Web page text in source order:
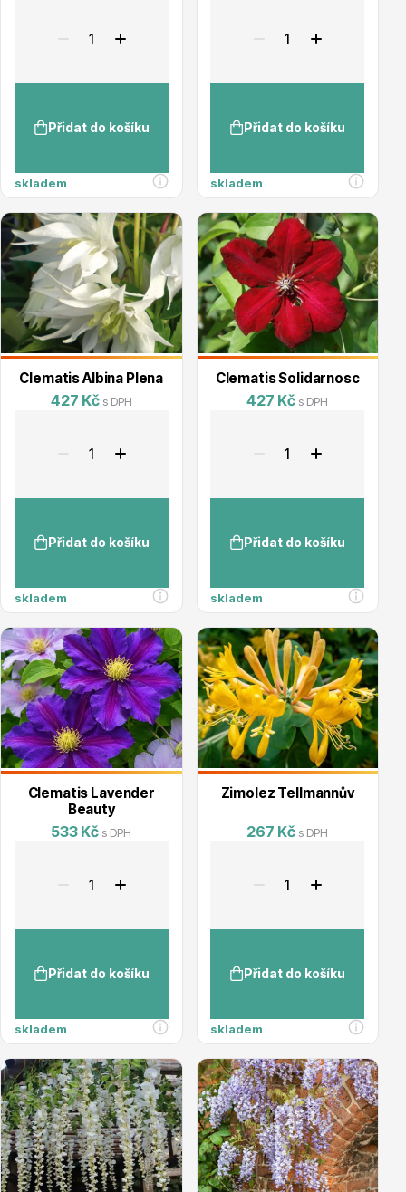
Okrasné trávy
Popínavé rostliny
Listnaté stromy
Bambusy
Dekorace
Přidat do košíku
skladem
Přidat do košíku
skladem
Clematis Albina Plena
427 Kč s DPH
Přidat do košíku
skladem
Clematis Solidarnosc
427 Kč s DPH
Přidat do košíku
skladem
Clematis Lavender
Beauty
533 Kč s DPH
Přidat do košíku
skladem
Zimolez Tellmannův
267 Kč s DPH
Přidat do košíku
skladem